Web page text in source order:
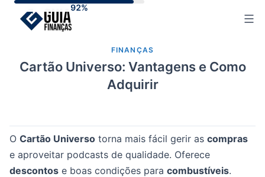
FINANÇAS
Cartão Universo: Vantagens e Como
Adquirir
O Cartão Universo torna mais fácil gerir as compras
e aproveitar podcasts de qualidade. Oferece
descontos e boas condições para combustíveis.